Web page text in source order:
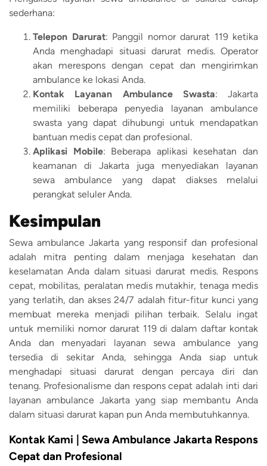
sederhana:
Telepon Darurat: Panggil nomor darurat 119 ketika
Anda menghadapi situasi darurat medis. Operator
akan merespons dengan cepat dan mengirimkan
ambulance ke lokasi Anda.
Kontak Layanan Ambulance Swasta: Jakarta
memiliki beberapa penyedia layanan ambulance
swasta yang dapat dihubungi untuk mendapatkan
bantuan medis cepat dan profesional.
Aplikasi Mobile: Beberapa aplikasi kesehatan dan
keamanan di Jakarta juga menyediakan layanan
sewa ambulance yang dapat diakses melalui
perangkat seluler Anda.
Kesimpulan
Sewa ambulance Jakarta yang responsif dan profesional
adalah mitra penting dalam menjaga kesehatan dan
keselamatan Anda dalam situasi darurat medis. Respons
cepat, mobilitas, peralatan medis mutakhir, tenaga medis
yang terlatih, dan akses 24/7 adalah fitur-fitur kunci yang
membuat mereka menjadi pilihan terbaik. Selalu ingat
untuk memiliki nomor darurat 119 di dalam daftar kontak
Anda dan menyadari layanan sewa ambulance yang
tersedia di sekitar Anda, sehingga Anda siap untuk
menghadapi situasi darurat dengan percaya diri dan
tenang. Profesionalisme dan respons cepat adalah inti dari
layanan ambulance Jakarta yang siap membantu Anda
dalam situasi darurat kapan pun Anda membutuhkannya.
Kontak Kami | Sewa Ambulance Jakarta Respons
Cepat dan Profesional